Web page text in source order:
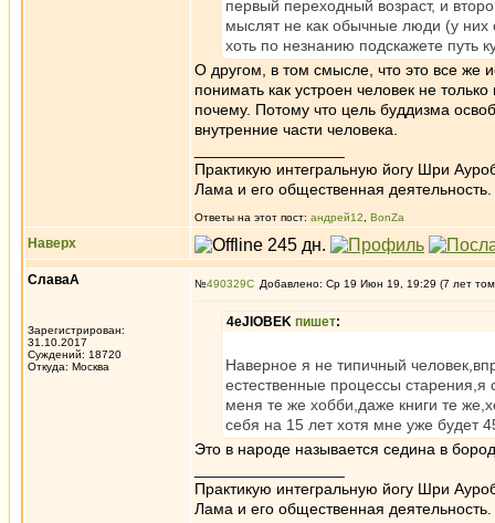
первый переходный возраст, и
мыслят не как обычные люди (у них
хоть по незнанию подскажете путь
О другом, в том смысле, что это все же
понимать как устроен человек не
почему. Потому что цель буддизма
внутренние части человека.
Практикую интегральную йогу Шри
Лама и его общественная деятельность.
Ответы на этот пост: андрей12 BonZa
Наверх
СлаваА
Зарегистрирован:
31.10.2017
Суждений: 18720
Откуда: Москва
№490329 Добавлено: Ср 19 Июн 19, 19:29 (7 лет
4eJIOBEK пишет:
Наверное я не типичный
естественные процессы
меня те же хобби,даже книги те
себя на 15 лет хотя мне уже будет
Это в народе называется седина в
Практикую интегральную йогу Шри
Лама и его общественная деятельность.